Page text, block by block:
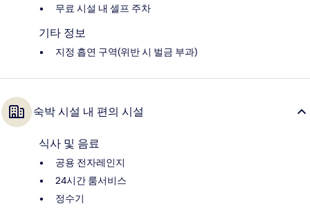
무료 시설 내 셀프 주차
기타 정보
지정 흡연 구역(위반 시 벌금 부과)
숙박 시설 내 편의 시설
식사 및 음료
공용 전자레인지
24시간 룸서비스
정수기